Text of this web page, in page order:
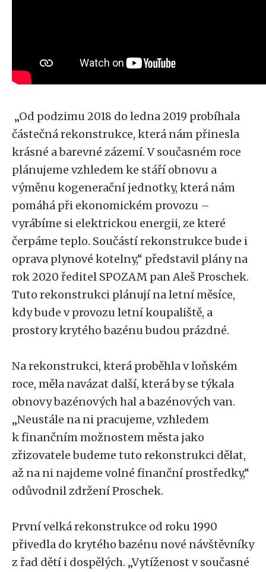
„Od podzimu 2018 do ledna 2019 probíhala
částečná rekonstrukce, která nám přinesla
krásné a barevné zázemí. V současném roce
plánujeme vzhledem ke stáří obnovu a
výměnu kogenerační jednotky, která nám
pomáhá při ekonomickém provozu –
vyrábíme si elektrickou energii, ze které
čerpáme teplo. Součástí rekonstrukce bude i
oprava plynové kotelny,“ představil plány na
rok 2020 ředitel SPOZAM pan Aleš Proschek.
Tuto rekonstrukci plánují na letní měsíce,
kdy bude v provozu letní koupaliště, a
prostory krytého bazénu budou prázdné.
Na rekonstrukci, která proběhla v loňském
roce, měla navázat další, která by se týkala
obnovy bazénových hal a bazénových van.
„Neustále na ni pracujeme, vzhledem
k finančním možnostem města jako
zřizovatele budeme tuto rekonstrukci dělat,
až na ni najdeme volné finanční prostředky,“
odůvodnil zdržení Proschek.
První velká rekonstrukce od roku 1990
přivedla do krytého bazénu nové návštěvníky
z řad dětí i dospělých. „Vytíženost v současné